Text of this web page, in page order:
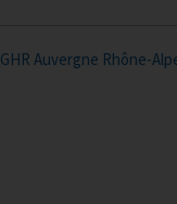
GHR Auvergne Rhône-